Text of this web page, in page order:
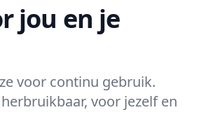
jou en je
voor continu gebruik.
voor jezelf en